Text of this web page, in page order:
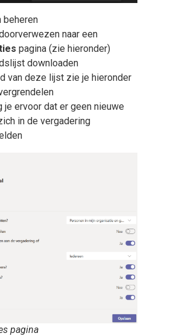
beheren
naar een
pagina (zie hieronder)
downloaden
van deze lijst zie je hieronder
je ervoor dat er geen nieuwe
in de vergadering
pagina